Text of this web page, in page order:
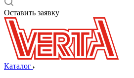
Оставить заявку
Каталог